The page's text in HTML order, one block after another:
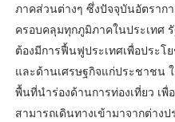
ภาคส่วนต่างๆ ซึ่งปัจจุบันอัตราก
ครอบคลุมทุกภูมิภาคในประเทศ
ต้องมีการฟื้นฟูประเทศเพื่อประ
และด้านเศรษฐกิจแก่ประชาชน
พื้นที่นำร่องด้านการท่องเที่ยว เพื่
สามารถเดินทางเข้ามาจากต่าง